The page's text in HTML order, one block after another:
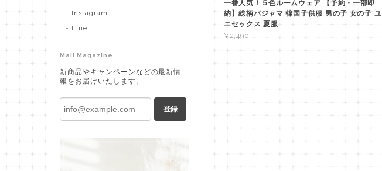
一番人気！５色ルームウェア 【予約・一部即
納】総柄パジャマ 韓国子供服 男の子 女の子 ユ
ニセックス 夏服
¥2,490
Instagram
Line
Mail Magazine
新商品やキャンペーンなどの最新情
報をお届けいたします。
登録